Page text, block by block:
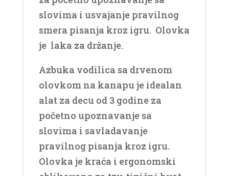
slovima i usvajanje pravilnog
smera pisanja kroz igru. Olovka
je laka za držanje.
Azbuka vodilica sa drvenom
olovkom na kanapu je idealan
alat za decu od 3 godine za
početno upoznavanje sa
slovima i savladavanje
pravilnog pisanja kroz igru.
Olovka je kraća i ergonomski